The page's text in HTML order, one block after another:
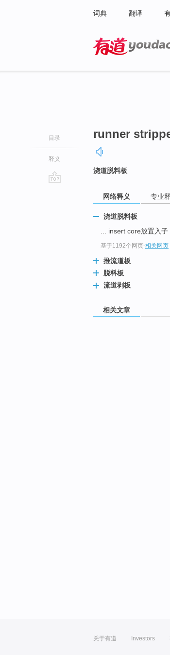
词典 翻译
目录
释义
runner
浇道脱料板
网络释义 专业
浇道脱料板
... insert core放置入子
基于1192个网页-相关网页
推流道板
脱料板
流道剥板
相关文章
关于有道 Investors